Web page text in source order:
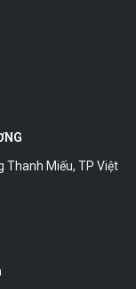
Thanh Miếu, TP Việt